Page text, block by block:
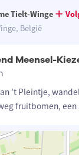
Tielt-Winge
België
Meensel-
't Pleintje,
fruitbomen, een